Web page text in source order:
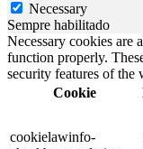
Necessary
Sempre habilitado
Necessary cookies are
function properly.
security features of the
Cookie
cookielawinfo-